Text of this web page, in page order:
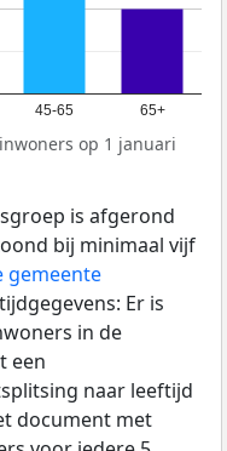
45-65 65+
op 1 januari
is afgerond
bij minimaal vijf
gemeente
Er is
in de
een
naar leeftijd
document met